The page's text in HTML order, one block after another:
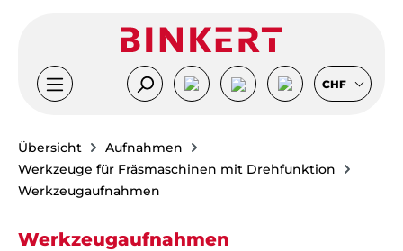
CHF
Übersicht
Aufnahmen
Werkzeuge für Fräsmaschinen mit Drehfunktion
Werkzeugaufnahmen
Werkzeugaufnahmen